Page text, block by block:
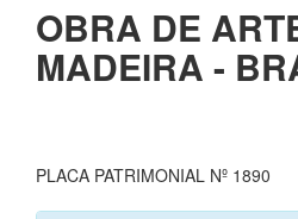
OBRA DE
MADEIRA -
PLACA PATRIMONIAL Nº 1890